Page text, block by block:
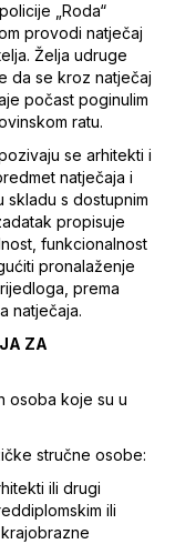
„Roda“
provodi natječaj
Želja udruge
da se kroz natječaj
počast poginulim
ratu.
se arhitekti i
natječaja i
skladu s dostupnim
propisuje
funkcionalnost
pronalaženje
prema
natječaja.
ZA
osoba koje su u
stručne osobe:
ili drugi
ili